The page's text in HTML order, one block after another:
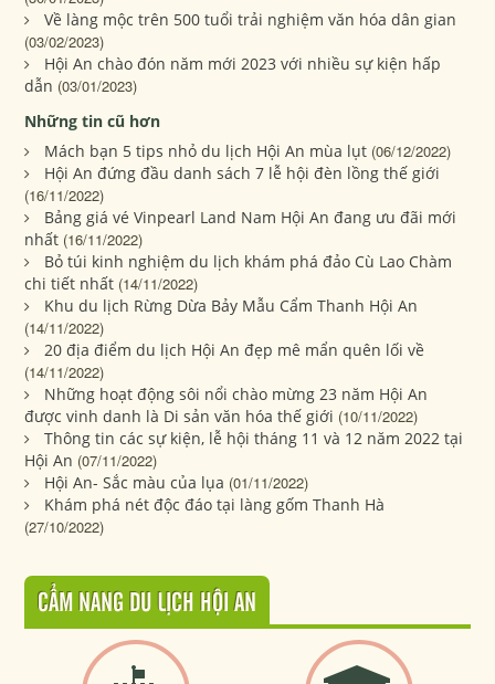
Về làng mộc trên 500 tuổi trải nghiệm văn hóa dân gian
(03/02/2023)
Hội An chào đón năm mới 2023 với nhiều sự kiện hấp
dẫn (03/01/2023)
Những tin cũ hơn
Mách bạn 5 tips nhỏ du lịch Hội An mùa lụt (06/12/2022)
Hội An đứng đầu danh sách 7 lễ hội đèn lồng thế giới
(16/11/2022)
Bảng giá vé Vinpearl Land Nam Hội An đang ưu đãi mới
nhất (16/11/2022)
Bỏ túi kinh nghiệm du lịch khám phá đảo Cù Lao Chàm
chi tiết nhất (14/11/2022)
Khu du lịch Rừng Dừa Bảy Mẫu Cẩm Thanh Hội An
(14/11/2022)
20 địa điểm du lịch Hội An đẹp mê mẩn quên lối về
(14/11/2022)
Những hoạt động sôi nổi chào mừng 23 năm Hội An
được vinh danh là Di sản văn hóa thế giới (10/11/2022)
Thông tin các sự kiện, lễ hội tháng 11 và 12 năm 2022 tại
Hội An (07/11/2022)
Hội An- Sắc màu của lụa (01/11/2022)
Khám phá nét độc đáo tại làng gốm Thanh Hà
(27/10/2022)
CẨM NANG DU LỊCH HỘI AN